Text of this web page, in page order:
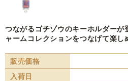
つながるゴチゾウのキーホルダー
ャームコレクションをつなげて楽し
販売価格
入荷日